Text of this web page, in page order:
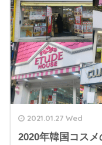
2021.01.27 Wed
2020年韓国コス